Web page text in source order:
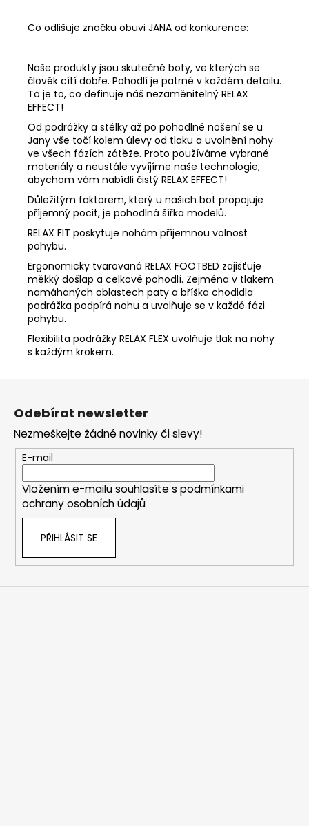
Co odlišuje značku obuvi JANA od konkurence:
Naše produkty jsou skutečně boty, ve kterých se
člověk cítí dobře. Pohodlí je patrné v každém detailu.
To je to, co definuje náš nezaměnitelný RELAX
EFFECT!
Od podrážky a stélky až po pohodlné nošení se u
Jany vše točí kolem úlevy od tlaku a uvolnění nohy
ve všech fázích zátěže. Proto používáme vybrané
materiály a neustále vyvíjíme naše technologie,
abychom vám nabídli čistý RELAX EFFECT!
Důležitým faktorem, který u našich bot propojuje
příjemný pocit, je pohodlná šířka modelů.
RELAX FIT poskytuje nohám příjemnou volnost
pohybu.
Ergonomicky tvarovaná RELAX FOOTBED zajišťuje
měkký došlap a celkové pohodlí. Zejména v tlakem
namáhaných oblastech paty a bříška chodidla
podrážka podpírá nohu a uvolňuje se v každé fázi
pohybu.
Flexibilita podrážky RELAX FLEX uvolňuje tlak na nohy
s každým krokem.
Z
Odebírat newsletter
Nezmeškejte žádné novinky či slevy!
E-mail
Vložením e-mailu souhlasíte s podmínkami
ochrany osobních údajů
PŘIHLÁSIT SE